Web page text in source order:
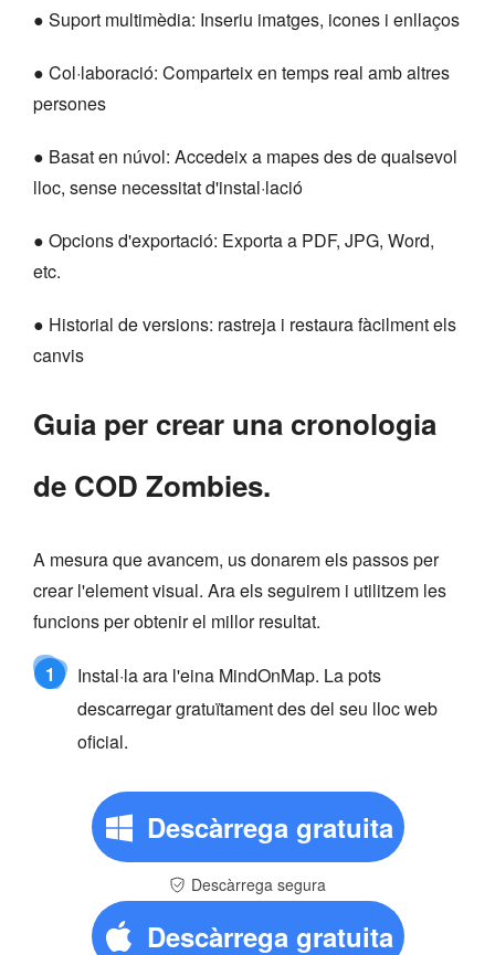
● Suport multimèdia: Inseriu imatges, icones i enllaços
● Col·laboració: Comparteix en temps real amb altres
persones
● Basat en núvol: Accedeix a mapes des de qualsevol
lloc, sense necessitat d'instal·lació
● Opcions d'exportació: Exporta a PDF, JPG, Word,
etc.
● Historial de versions: rastreja i restaura fàcilment els
canvis
Guia per crear una cronologia
de COD Zombies.
A mesura que avancem, us donarem els passos per
crear l'element visual. Ara els seguirem i utilitzem les
funcions per obtenir el millor resultat.
1
Instal·la ara l'eina MindOnMap. La pots
descarregar gratuïtament des del seu lloc web
oficial.
Descàrrega gratuita
Descàrrega segura
Descàrrega gratuita